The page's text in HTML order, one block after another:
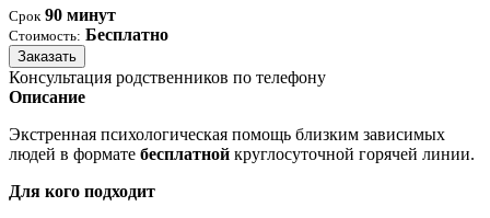
Срок 90 минут
Стоимость: Бесплатно
Заказать
Консультация родственников по телефону
Описание
Экстренная психологическая помощь близким зависимых
людей в формате бесплатной круглосуточной горячей линии.
Для кого подходит